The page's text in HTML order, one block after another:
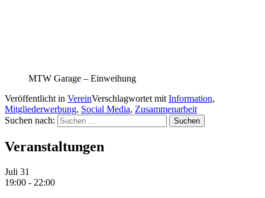
MTW Garage – Einweihung
Veröffentlicht in VereinVerschlagwortet mit Information,
Mitgliederwerbung, Social Media, Zusammenarbeit
Suchen nach:
Veranstaltungen
Juli 31
19:00 - 22:00